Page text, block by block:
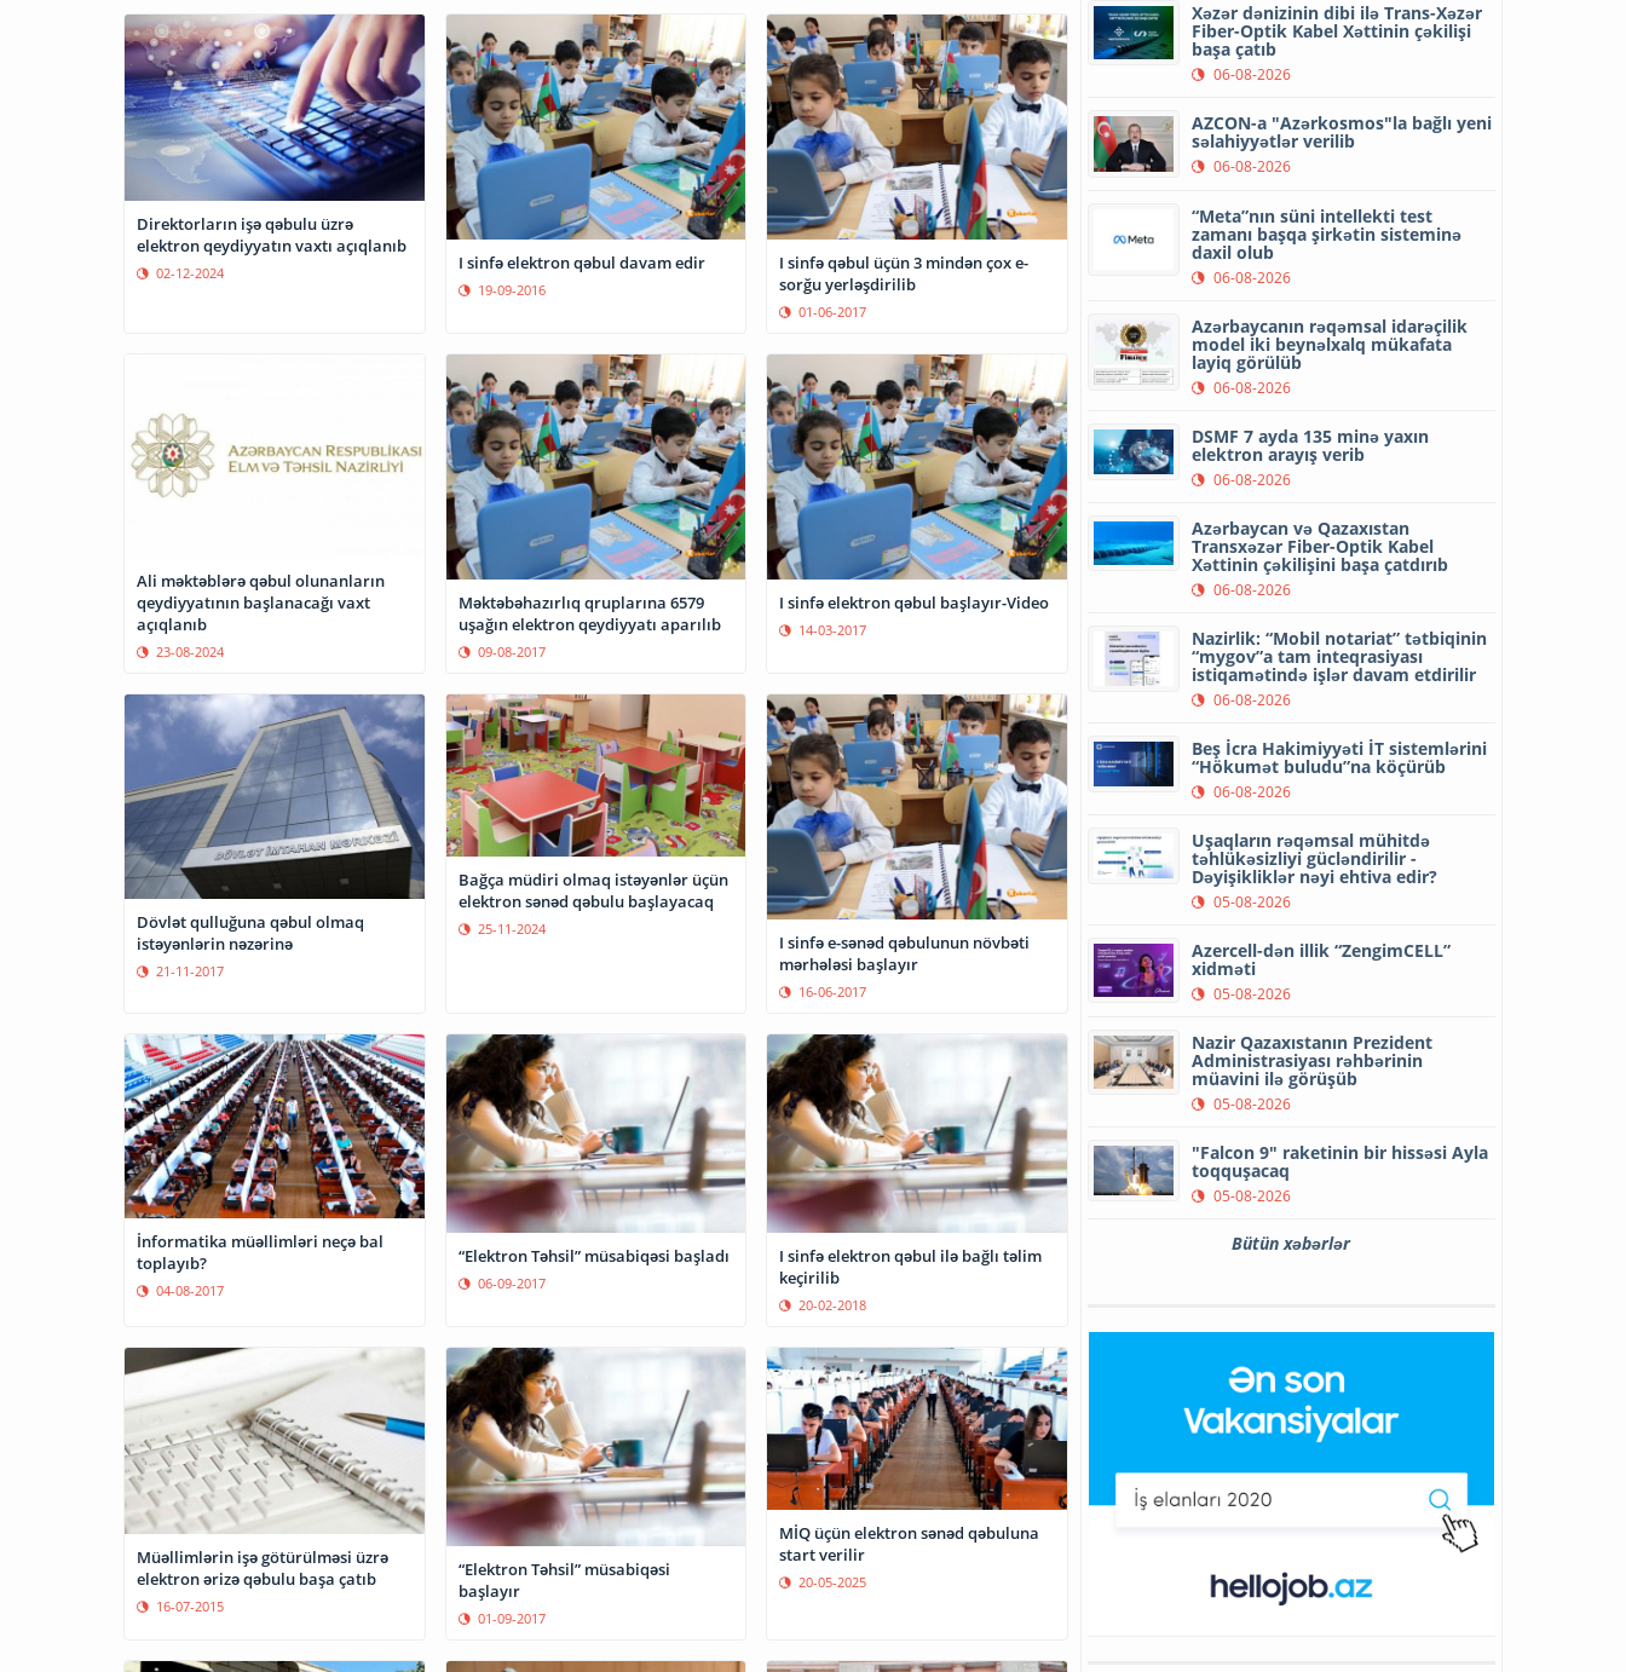
Direktorların işə qəbulu üzrə
elektron qeydiyyatın vaxtı açıqlanıb
02-12-2024
I sinfə elektron qəbul davam edir
19-09-2016
I sinfə qəbul üçün 3 mindən çox e-
sorğu yerləşdirilib
01-06-2017
Ali məktəblərə qəbul olunanların
qeydiyyatının başlanacağı vaxt
açıqlanıb
23-08-2024
Məktəbəhazırlıq qruplarına 6579
uşağın elektron qeydiyyatı aparılıb
09-08-2017
I sinfə elektron qəbul başlayır-Video
14-03-2017
Dövlət qulluğuna qəbul olmaq
istəyənlərin nəzərinə
21-11-2017
Bağça müdiri olmaq istəyənlər üçün
elektron sənəd qəbulu başlayacaq
25-11-2024
I sinfə e-sənəd qəbulunun növbəti
mərhələsi başlayır
16-06-2017
İnformatika müəllimləri neçə bal
toplayıb?
04-08-2017
“Elektron Təhsil” müsabiqəsi başladı
06-09-2017
I sinfə elektron qəbul ilə bağlı təlim
keçirilib
20-02-2018
Müəllimlərin işə götürülməsi üzrə
elektron ərizə qəbulu başa çatıb
16-07-2015
“Elektron Təhsil” müsabiqəsi
başlayır
01-09-2017
MİQ üçün elektron sənəd qəbuluna
start verilir
20-05-2025
Xəzər dənizinin dibi ilə Trans-Xəzər
Fiber-Optik Kabel Xəttinin çəkilişi
başa çatıb
06-08-2026
AZCON-a "Azərkosmos"la bağlı yeni
səlahiyyətlər verilib
06-08-2026
“Meta”nın süni intellekti test
zamanı başqa şirkətin sisteminə
daxil olub
06-08-2026
Azərbaycanın rəqəmsal idarəçilik
model iki beynəlxalq mükafata
layiq görülüb
06-08-2026
DSMF 7 ayda 135 minə yaxın
elektron arayış verib
06-08-2026
Azərbaycan və Qazaxıstan
Transxəzər Fiber-Optik Kabel
Xəttinin çəkilişini başa çatdırıb
06-08-2026
Nazirlik: “Mobil notariat” tətbiqinin
“mygov”a tam inteqrasiyası
istiqamətində işlər davam etdirilir
06-08-2026
Beş İcra Hakimiyyəti İT sistemlərini
“Hökumət buludu”na köçürüb
06-08-2026
Uşaqların rəqəmsal mühitdə
təhlükəsizliyi gücləndirilir -
Dəyişikliklər nəyi ehtiva edir?
05-08-2026
Azercell-dən illik “ZengimCELL”
xidməti
05-08-2026
Nazir Qazaxıstanın Prezident
Administrasiyası rəhbərinin
müavini ilə görüşüb
05-08-2026
"Falcon 9" raketinin bir hissəsi Ayla
toqquşacaq
05-08-2026
Bütün xəbərlər